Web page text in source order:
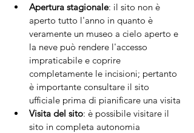
Apertura stagionale: il sito non è
aperto tutto l'anno in quanto è
veramente un museo a cielo aperto e
la neve può rendere l'accesso
impraticabile e coprire
completamente le incisioni; pertanto
è importante consultare il sito
ufficiale prima di pianificare una visita
Visita del sito: è possibile visitare il
sito in completa autonomia